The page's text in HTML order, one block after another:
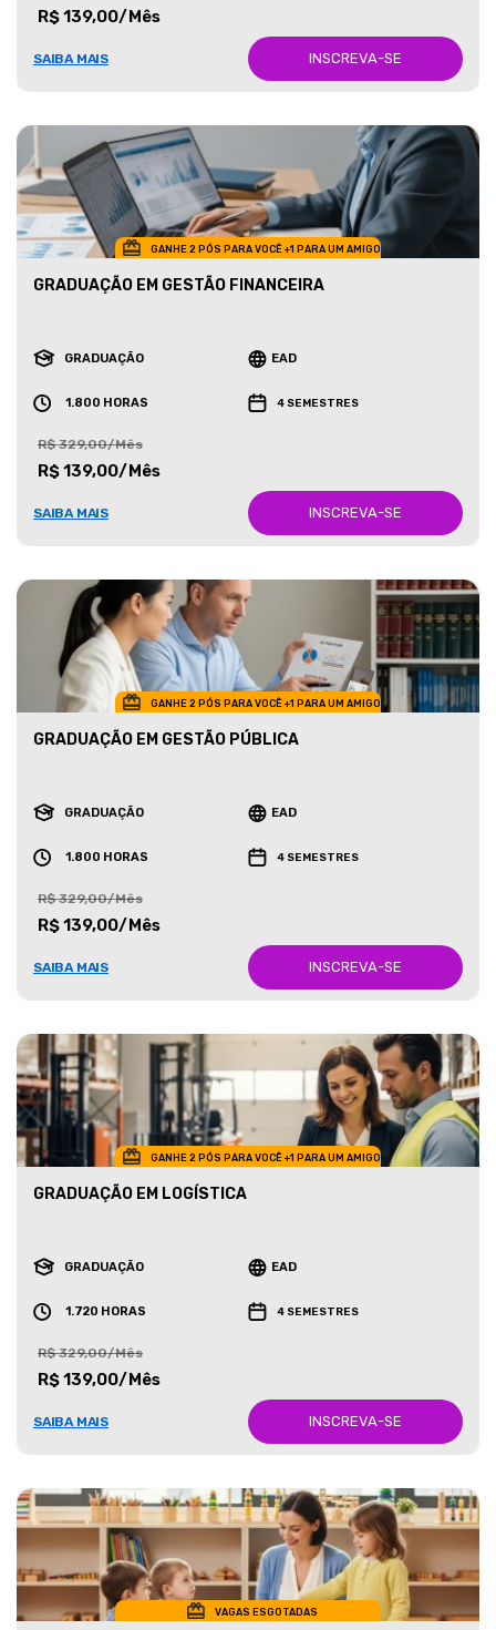
R$ 139,00/Mês
SAIBA MAIS INSCREVA-SE
GANHE 2 PÓS PARA VOCÊ +1 PARA UM AMIGO
GRADUAÇÃO EM GESTÃO FINANCEIRA
GRADUAÇÃO EAD
1.800 HORAS 4 SEMESTRES
R$ 329,00/Mês
R$ 139,00/Mês
SAIBA MAIS INSCREVA-SE
GANHE 2 PÓS PARA VOCÊ +1 PARA UM AMIGO
GRADUAÇÃO EM GESTÃO PÚBLICA
GRADUAÇÃO EAD
1.800 HORAS 4 SEMESTRES
R$ 329,00/Mês
R$ 139,00/Mês
SAIBA MAIS INSCREVA-SE
GANHE 2 PÓS PARA VOCÊ +1 PARA UM AMIGO
GRADUAÇÃO EM LOGÍSTICA
GRADUAÇÃO EAD
1.720 HORAS 4 SEMESTRES
R$ 329,00/Mês
R$ 139,00/Mês
SAIBA MAIS INSCREVA-SE
VAGAS ESGOTADAS